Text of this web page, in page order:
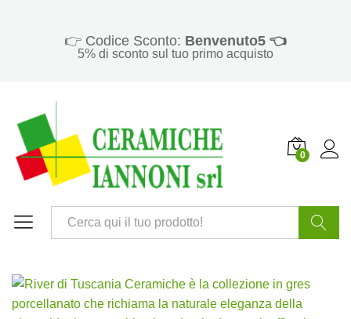
👉 Codice Sconto: Benvenuto5 👈
5% di sconto sul tuo primo acquisto
0